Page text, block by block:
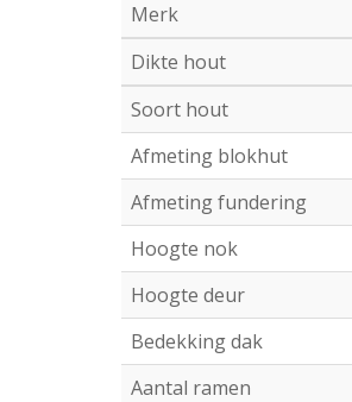
Merk
Dikte hout
Soort hout
Afmeting blokhut
Afmeting fundering
Hoogte nok
Hoogte deur
Bedekking dak
Aantal ramen